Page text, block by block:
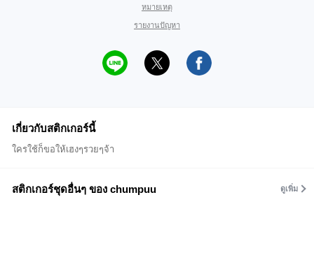
หมายเหตุ
รายงานปัญหา
เกี่ยวกับสติกเกอร์นี้
ใครใช้ก็ขอให้เฮงๆรวยๆจ้า
สติกเกอร์ชุดอื่นๆ ของ chumpuu ดูเพิ่ม